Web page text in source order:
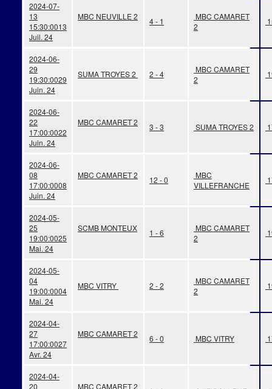
2024-07-
13
15:30:0013
Juil. 24
MBC NEUVILLE 2 4 - 1
MBC CAMARET
2
2024-06-
29
19:30:0029
Juin. 24
SUMA TROYES 2 2 - 4
MBC CAMARET
2
2024-06-
22
17:00:0022
Juin. 24
MBC CAMARET 2 3 - 3 SUMA TROYES 2
2024-06-
08
17:00:0008
Juin. 24
MBC CAMARET 2 12 - 0
MBC
VILLEFRANCHE
2024-05-
25
19:00:0025
Mai. 24
SCMB MONTEUX 1 - 6
MBC CAMARET
2
2024-05-
04
19:00:0004
Mai. 24
MBC VITRY 2 - 2
MBC CAMARET
2
2024-04-
27
17:00:0027
Avr. 24
MBC CAMARET 2 6 - 0 MBC VITRY
2024-04-
20
MBC CAMARET 2